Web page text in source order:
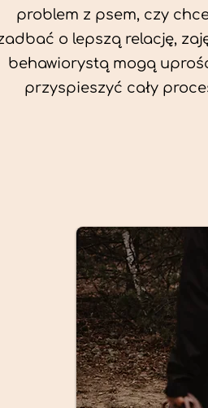
problem z psem, czy
o lepszą relację,
behawiorystą mogą
przyspieszyć cały